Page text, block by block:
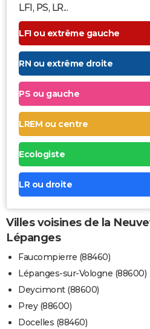
LFI, PS, LR...
LFI ou extrême gauche
RN ou extrême droite
PS ou gauche
LREM ou centre
Ecologiste
LR ou droite
Villes voisines de la
Lépanges
Faucompierre (88460)
Lépanges-sur-Vologne (88600)
Deycimont (88600)
Prey (88600)
Docelles (88460)